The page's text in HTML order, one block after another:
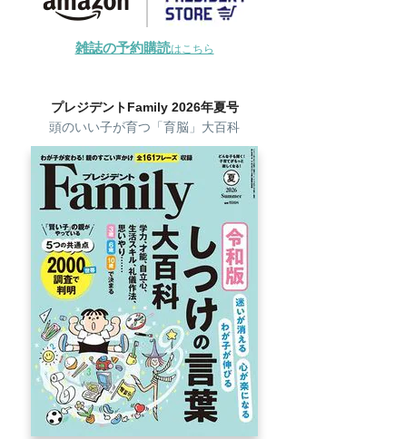
雑誌の予約購読はこちら
プレジデントFamily 2026年夏号
頭のいい子が育つ「育脳」大百科